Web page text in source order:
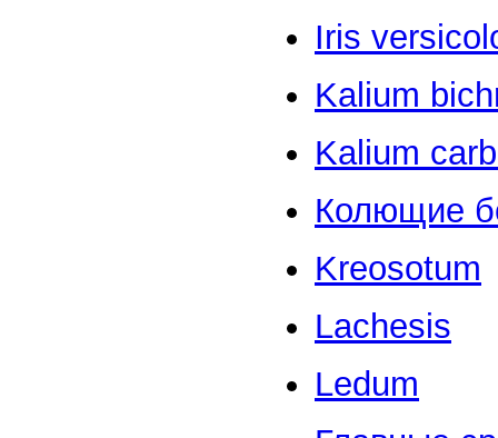
Iris
Kalium
Kalium
Колющие
Kreosotum
Lachesis
Ledum